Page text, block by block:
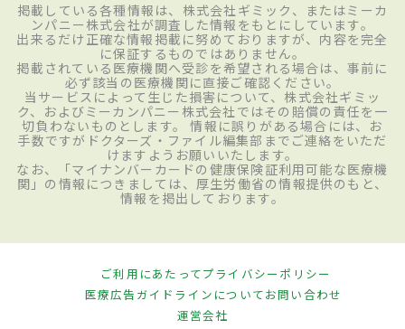
掲載している各種情報は、株式会社ギミック、またはミーカ
ンパニー株式会社が調査した情報をもとにしています。
出来るだけ正確な情報掲載に努めておりますが、内容を完全
に保証するものではありません。
掲載されている医療機関へ受診を希望される場合は、事前に
必ず該当の医療機関に直接ご確認ください。
当サービスによって生じた損害について、株式会社ギミッ
ク、およびミーカンパニー株式会社ではその賠償の責任を一
切負わないものとします。 情報に誤りがある場合には、お
手数ですがドクターズ・ファイル編集部までご連絡をいただ
けますようお願いいたします。
なお、「マイナンバーカードの健康保険証利用可能な医療機
関」の情報につきましては、厚生労働省の情報提供のもと、
情報を掲出しております。
ご利用にあたってプライバシーポリシー
医療広告ガイドラインについてお問い合わせ
運営会社